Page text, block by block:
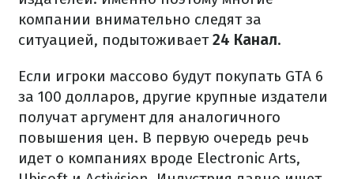
компании внимательно следят за
ситуацией, подытоживает24 Канал.
Если игроки массово будут покупать GTA 6
за 100 долларов, другие крупные издатели
получат аргумент для аналогичного
повышения цен. В первую очередь речь
идет о компаниях вроде Electronic Arts,